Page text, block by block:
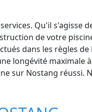
Qu'il s'agisse
de votre
dans les règles
longévité maximale
sur Nostang réussi.